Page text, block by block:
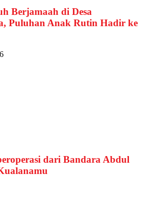
Berjamaah di Desa
Puluhan Anak Rutin Hadir ke
dari Bandara Abdul